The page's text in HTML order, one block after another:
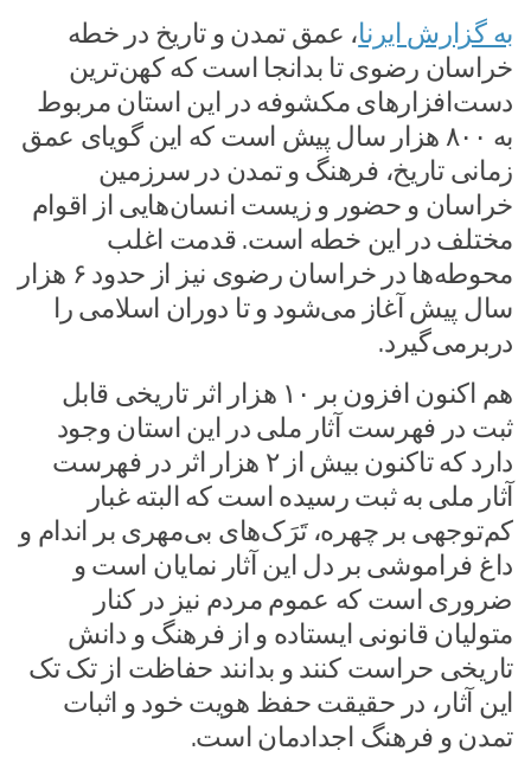
به گزارش ایرنا، عمق تمدن و تاریخ در خطه
خراسان رضوی تا بدانجا است که کهن‌ترین
دست‌افزارهای مکشوفه در این استان مربوط
به ۸۰۰ هزار سال پیش است که این گویای عمق
زمانی تاریخ، فرهنگ و تمدن در سرزمین
خراسان و حضور و زیست انسان‌هایی از اقوام
مختلف در این خطه است. قدمت اغلب
محوطه‌ها در خراسان رضوی نیز از حدود ۶ هزار
سال پیش آغاز می‌شود و تا دوران اسلامی را
دربرمی‌گیرد.
هم اکنون افزون بر ۱۰ هزار اثر تاریخی قابل
ثبت در فهرست آثار ملی در این استان وجود
دارد که تاکنون بیش از ۲ هزار اثر در فهرست
آثار ملی به ثبت رسیده است که البته غبار
کم‌توجهی بر چهره، تَرَک‌های بی‌مهری بر اندام و
داغ فراموشی بر دل این آثار نمایان است و
ضروری است که عموم مردم نیز در کنار
متولیان قانونی ایستاده و از فرهنگ و دانش
تاریخی حراست کنند و بدانند حفاظت از تک تک
این آثار، در حقیقت حفظ هویت خود و اثبات
تمدن و فرهنگ اجدادمان است.